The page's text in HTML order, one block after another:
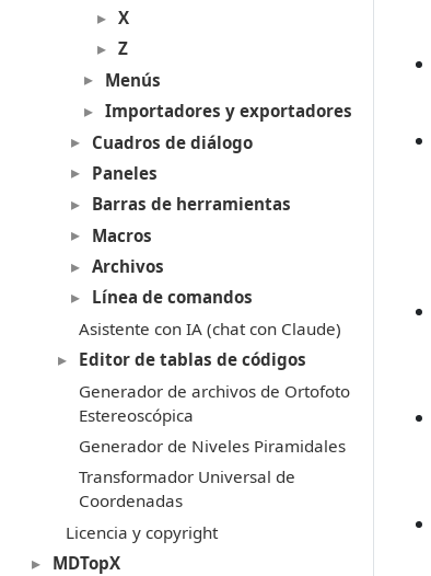
X
Z
Menús
Importadores y exportadores
Cuadros de diálogo
Paneles
Barras de herramientas
Macros
Archivos
Línea de comandos
Asistente con IA (chat con Claude)
Editor de tablas de códigos
Generador de archivos de Ortofoto
Estereoscópica
Generador de Niveles Piramidales
Transformador Universal de
Coordenadas
Licencia y copyright
MDTopX